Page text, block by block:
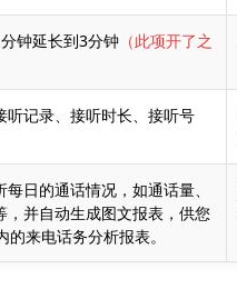
钟延长到3分钟 （此项开了之
听记录、接听时长、接听号
日的通话情况，如通话量、
并自动生成图文报表，供您
来电话务分析报表。